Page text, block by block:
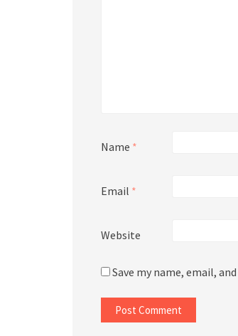
Name *
Email *
Website
Save my name, email,